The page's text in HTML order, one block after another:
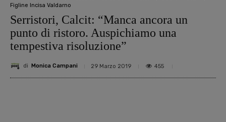
Figline Incisa Valdarno
Serristori, Calcit: “Manca ancora un
punto di ristoro. Auspichiamo una
tempestiva risoluzione”
di Monica Campani 29 Marzo 2019 455